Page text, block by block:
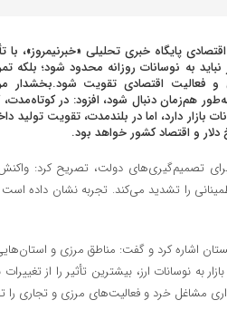
پایگاه خبری تحلیلی «خبرنیمروز»، با
به نوسانات روزانه محدود شود؛ بلکه
و فعالیت اقتصادی تقویت شود.بخشدار
هم‌زمان دنبال شود، افزود: در
دارد، اما در بلندمدت، تقویت تولید
و اقتصاد کشور خواهد بود.
تصمیم‌گیری‌های دولت، تصریح کرد:
را تشدید می‌کند. تجربه نشان داده
اشاره کرد و گفت: مناطق مرزی و
به نوسانات ارز، بیشترین تأثیر را از
مشاغل خرد و فعالیت‌های مرزی و تجاری را